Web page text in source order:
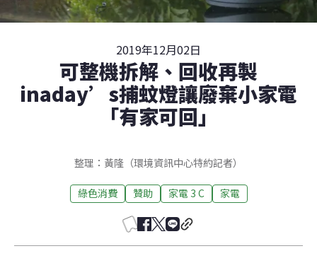
2019年12月02日
可整機拆解、回收再製
inaday’s捕蚊燈讓廢棄小家電
「有家可回」
整理：黃隆（環境資訊中心特約記者）
綠色消費 贊助 家電 3 C 家電